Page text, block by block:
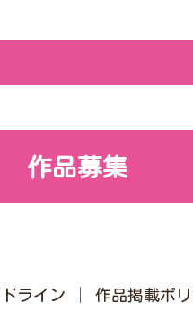
作品募集
ライン 作品掲載ポ